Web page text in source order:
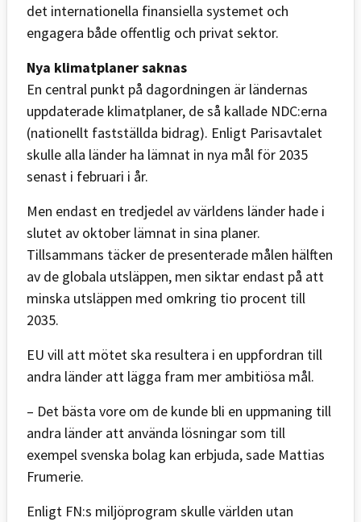
det internationella finansiella systemet och
engagera både offentlig och privat sektor.
Nya klimatplaner saknas
En central punkt på dagordningen är ländernas
uppdaterade klimatplaner, de så kallade NDC:erna
(nationellt fastställda bidrag). Enligt Parisavtalet
skulle alla länder ha lämnat in nya mål för 2035
senast i februari i år.
Men endast en tredjedel av världens länder hade i
slutet av oktober lämnat in sina planer.
Tillsammans täcker de presenterade målen hälften
av de globala utsläppen, men siktar endast på att
minska utsläppen med omkring tio procent till
2035.
EU vill att mötet ska resultera i en uppfordran till
andra länder att lägga fram mer ambitiösa mål.
– Det bästa vore om de kunde bli en uppmaning till
andra länder att använda lösningar som till
exempel svenska bolag kan erbjuda, sade Mattias
Frumerie.
Enligt FN:s miljöprogram skulle världen utan